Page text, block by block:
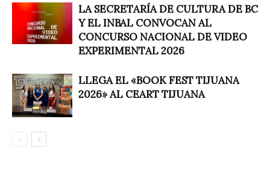
LA SECRETARÍA DE CULTURA DE BC
Y EL INBAL CONVOCAN AL
CONCURSO NACIONAL DE VIDEO
EXPERIMENTAL 2026
LLEGA EL «BOOK FEST TIJUANA
2026» AL CEART TIJUANA